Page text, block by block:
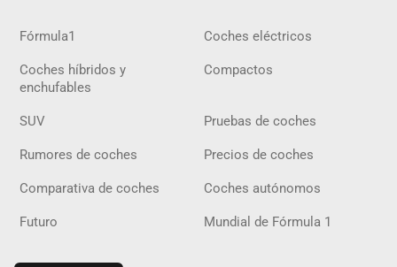
Fórmula1 Coches eléctricos
Coches híbridos y
enchufables
Compactos
SUV Pruebas de coches
Rumores de coches Precios de coches
Comparativa de coches Coches autónomos
Futuro Mundial de Fórmula 1